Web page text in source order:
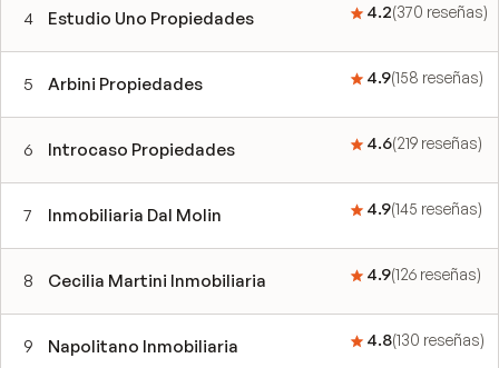
4 Estudio Uno Propiedades 4.2(370 reseñas)
5 Arbini Propiedades 4.9(158 reseñas)
6 Introcaso Propiedades 4.6(219 reseñas)
7 Inmobiliaria Dal Molin 4.9(145 reseñas)
8 Cecilia Martini Inmobiliaria 4.9(126 reseñas)
9 Napolitano Inmobiliaria 4.8(130 reseñas)